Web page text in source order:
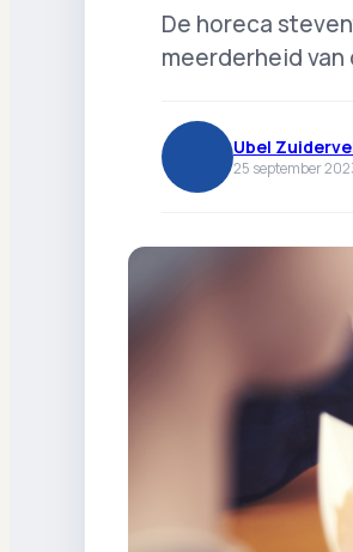
De horeca
meerderheid
Ubel
25 september